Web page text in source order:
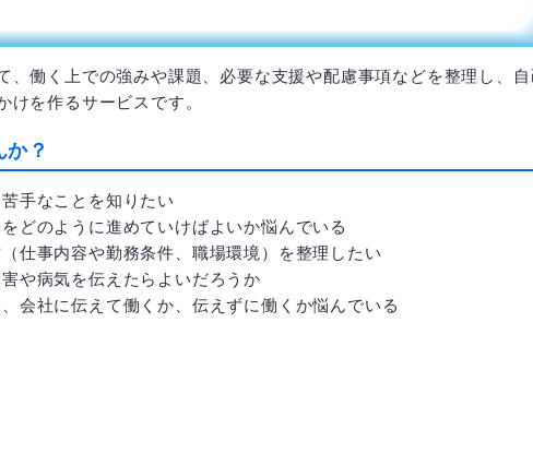
、働く上での強みや課題、必要な支援や配慮事項などを整理し、
を作るサービスです。
？
手なことを知りたい
どのように進めていけばよいか悩んでいる
仕事内容や勤務条件、職場環境）を整理したい
や病気を伝えたらよいだろうか
会社に伝えて働くか、伝えずに働くか悩んでいる